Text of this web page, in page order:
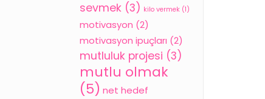
sevmek (3) kilo vermek (1)
motivasyon (2)
motivasyon ipuçları (2)
mutluluk projesi (3)
mutlu olmak
(5) net hedef